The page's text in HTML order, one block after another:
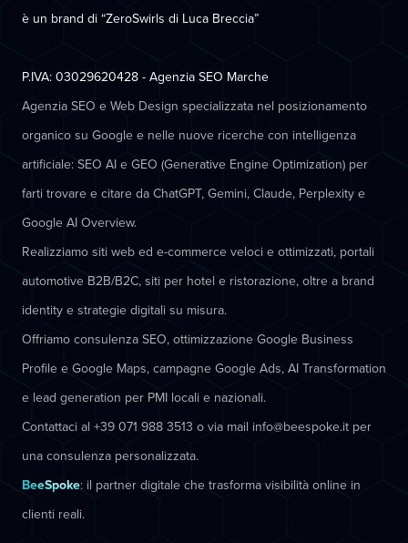
è un brand di “ZeroSwirls di Luca Breccia”
P.IVA: 03029620428 - Agenzia SEO Marche
Agenzia SEO e Web Design specializzata nel posizionamento
organico su Google e nelle nuove ricerche con intelligenza
artificiale: SEO AI e GEO (Generative Engine Optimization) per
farti trovare e citare da ChatGPT, Gemini, Claude, Perplexity e
Google AI Overview.
Realizziamo siti web ed e-commerce veloci e ottimizzati, portali
automotive B2B/B2C, siti per hotel e ristorazione, oltre a brand
identity e strategie digitali su misura.
Offriamo consulenza SEO, ottimizzazione Google Business
Profile e Google Maps, campagne Google Ads, AI Transformation
e lead generation per PMI locali e nazionali.
Contattaci al +39 071 988 3513 o via mail info@beespoke.it per
una consulenza personalizzata.
BeeSpoke: il partner digitale che trasforma visibilità online in
clienti reali.